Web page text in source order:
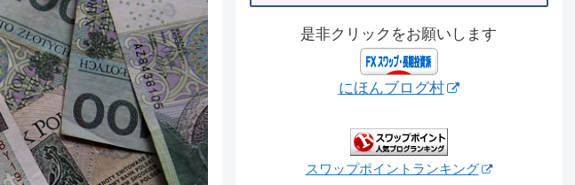
是非クリックをお願いします
にほんブログ村
スワップポイントランキング